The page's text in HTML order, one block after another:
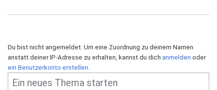
Du bist nicht angemeldet. Um eine Zuordnung zu deinem Namen
anstatt deiner IP-Adresse zu erhalten, kannst du dich anmelden oder
ein Benutzerkonto erstellen.